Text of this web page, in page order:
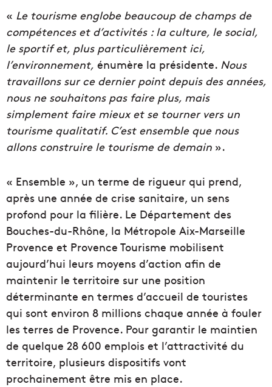
« Le tourisme englobe beaucoup de champs de
compétences et d’activités : la culture, le social,
le sportif et, plus particulièrement ici,
l’environnement, énumère la présidente. Nous
travaillons sur ce dernier point depuis des années,
nous ne souhaitons pas faire plus, mais
simplement faire mieux et se tourner vers un
tourisme qualitatif. C’est ensemble que nous
allons construire le tourisme de demain ».
« Ensemble », un terme de rigueur qui prend,
après une année de crise sanitaire, un sens
profond pour la filière. Le Département des
Bouches-du-Rhône, la Métropole Aix-Marseille
Provence et Provence Tourisme mobilisent
aujourd’hui leurs moyens d’action afin de
maintenir le territoire sur une position
déterminante en termes d’accueil de touristes
qui sont environ 8 millions chaque année à fouler
les terres de Provence. Pour garantir le maintien
de quelque 28 600 emplois et l’attractivité du
territoire, plusieurs dispositifs vont
prochainement être mis en place.